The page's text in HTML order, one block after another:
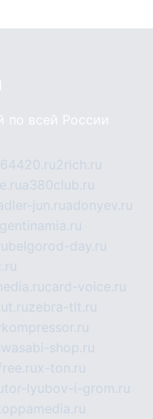
по всей России
2rich.ru
a380club.ru
jun.ruadonyev.ru
belgorod-day.ru
card-voice.ru
zebra-tlt.ru
wasabi-shop.ru
x-ton.ru
tor-lyubov-i-grom.ru